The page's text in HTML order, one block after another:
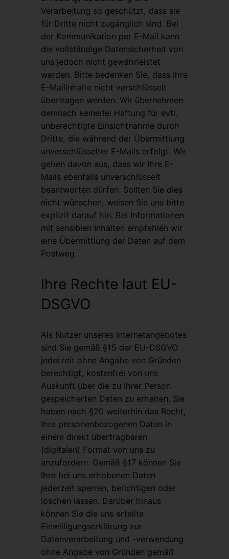
Verarbeitung so geschützt, dass sie
für Dritte nicht zugänglich sind. Bei
der Kommunikation per E-Mail kann
die vollständige Datensicherheit von
uns jedoch nicht gewährleistet
werden. Bitte bedenken Sie, dass Ihre
E-Mailinhalte nicht verschlüsselt
übertragen werden. Wir übernehmen
demnach keinerlei Haftung für evtl.
unberechtigte Einsichtnahme durch
Dritte, die während der Übermittlung
unverschlüsselter E-Mails erfolgt. Wir
gehen davon aus, dass wir Ihre E-
Mails ebenfalls unverschlüsselt
beantworten dürfen. Sollten Sie dies
nicht wünschen, weisen Sie uns bitte
explizit darauf hin. Bei Informationen
mit sensiblen Inhalten empfehlen wir
eine Übermittlung der Daten auf dem
Postweg.
Ihre Rechte laut EU-
DSGVO
Als Nutzer unseres Internetangebotes
sind Sie gemäß §15 der EU-DSGVO
jederzeit ohne Angabe von Gründen
berechtigt, kostenfrei von uns
Auskunft über die zu Ihrer Person
gespeicherten Daten zu erhalten. Sie
haben nach §20 weiterhin das Recht,
Ihre personenbezogenen Daten in
einem direkt übertragbaren
(digitalen) Format von uns zu
anzufordern. Gemäß §17 können Sie
Ihre bei uns erhobenen Daten
jederzeit sperren, berichtigen oder
löschen lassen. Darüber hinaus
können Sie die uns erteilte
Einwilligungserklärung zur
Datenverarbeitung und -verwendung
ohne Angabe von Gründen gemäß